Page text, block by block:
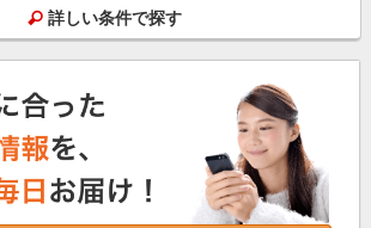
詳しい条件で探す